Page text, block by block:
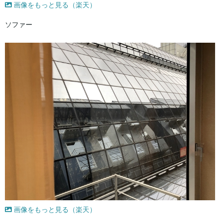
画像をもっと見る（楽天）
ソファー
画像をもっと見る（楽天）